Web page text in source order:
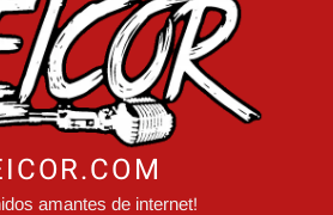
amantes de internet!